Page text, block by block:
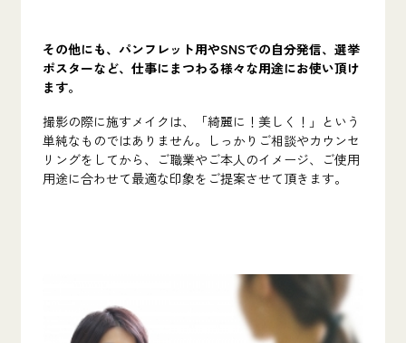
その他にも、パンフレット用やSNSでの自分発信、選挙
ポスターなど、仕事にまつわる様々な用途にお使い頂け
ます。
撮影の際に施すメイクは、「綺麗に！美しく！」という
単純なものではありません。しっかりご相談やカウンセ
リングをしてから、ご職業やご本人のイメージ、ご使用
用途に合わせて最適な印象をご提案させて頂きます。